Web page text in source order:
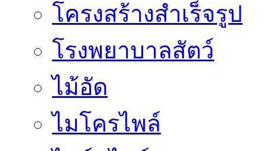
โครงสร้างสำเร็จรูป
โรงพยาบาลสัตว์
ไม้อัด
ไมโครไพล์